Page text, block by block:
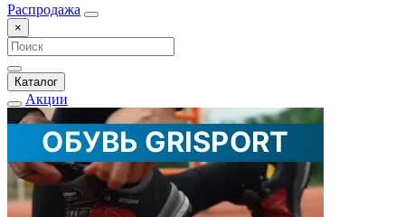
Распродажа
×
Каталог
Акции